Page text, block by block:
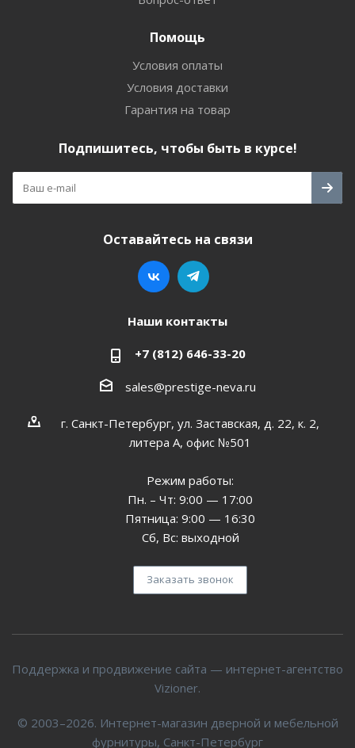
Помощь
Условия оплаты
Условия доставки
Гарантия на товар
Подпишитесь, чтобы быть в курсе!
Оставайтесь на связи
Наши контакты
+7 (812) 646-33-20
sales@prestige-neva.ru
г. Санкт-Петербург, ул. Заставская, д. 22, к. 2,
литера А, офис №501
Режим работы:
Пн. – Чт: 9:00 — 17:00
Пятница: 9:00 — 16:30
Сб, Вс: выходной
Заказать звонок
Поддержка и продвижение сайта — интернет-агентство
Vizioner.
© 2003–2026. Интернет-магазин дверной и мебельной
фурнитуры, Санкт-Петербург